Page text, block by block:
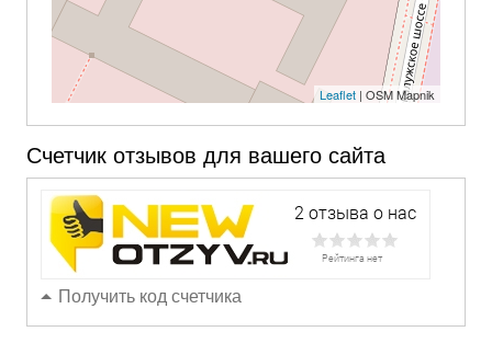
Leaflet| OSM Mapnik
Счетчик отзывов для вашего сайта
Получить код счетчика